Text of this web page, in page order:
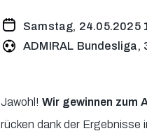
Samstag, 24.05.2025
ADMIRAL Bundesliga,
Jawohl! Wir gewinnen zum
rücken dank der Ergebnisse